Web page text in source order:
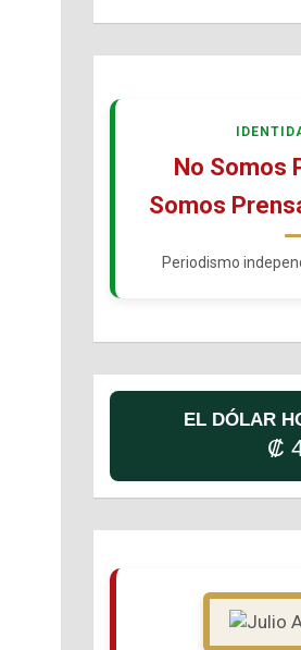
No Somos
Somos
Periodismo
EL DÓLAR
₡